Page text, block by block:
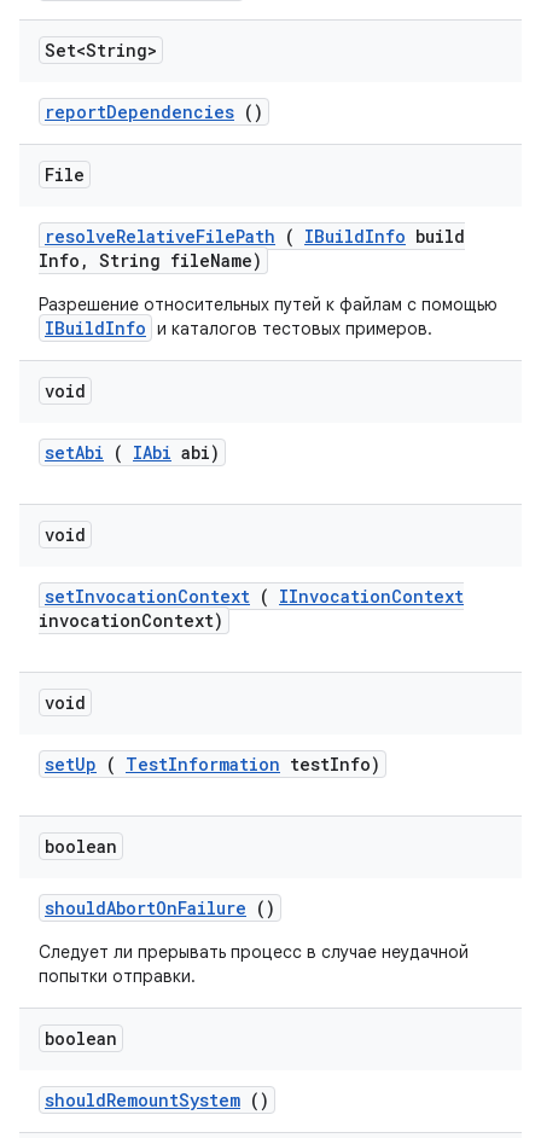
Set<String>
reportDependencies ()
File
resolveRelativeFilePath ( IBuildInfo build
Info , String fileName)
Разрешение относительных путей к файлам с помощью
IBuildInfo и каталогов тестовых примеров.
void
setAbi ( IAbi abi)
void
setInvocationContext ( IInvocationContext
invocationContext)
void
setUp ( TestInformation testInfo)
boolean
shouldAbortOnFailure ()
Следует ли прерывать процесс в случае неудачной
попытки отправки.
boolean
shouldRemountSystem ()